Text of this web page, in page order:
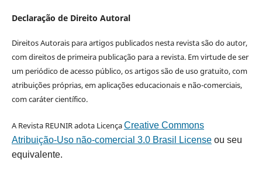
Declaração de Direito Autoral
Direitos Autorais para artigos publicados nesta revista são do autor,
com direitos de primeira publicação para a revista. Em virtude de ser
um periódico de acesso público, os artigos são de uso gratuito, com
atribuições próprias, em aplicações educacionais e não-comerciais,
com caráter científico.
A Revista REUNIR adota LicençaCreative Commons
Atribuição-Uso não-comercial 3.0 Brasil Licenseou seu
equivalente.